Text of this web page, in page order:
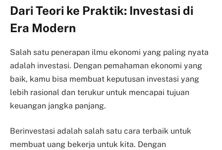
Dari Teori ke Praktik: Investasi di
Era Modern
Salah satu penerapan ilmu ekonomi yang paling nyata
adalah investasi. Dengan pemahaman ekonomi yang
baik, kamu bisa membuat keputusan investasi yang
lebih rasional dan terukur untuk mencapai tujuan
keuangan jangka panjang.
Berinvestasi adalah salah satu cara terbaik untuk
membuat uang bekerja untuk kita. Dengan